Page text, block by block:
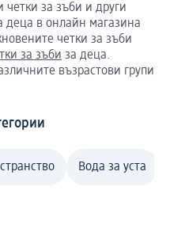
четки за зъби и други
деца в онлайн магазина
четки за зъби
за зъби за деца.
възрастови групи
Вода за уста